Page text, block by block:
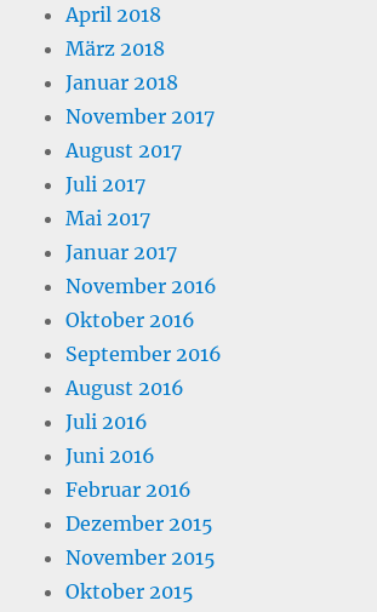
April 2018
März 2018
Januar 2018
November 2017
August 2017
Juli 2017
Mai 2017
Januar 2017
November 2016
Oktober 2016
September 2016
August 2016
Juli 2016
Juni 2016
Februar 2016
Dezember 2015
November 2015
Oktober 2015